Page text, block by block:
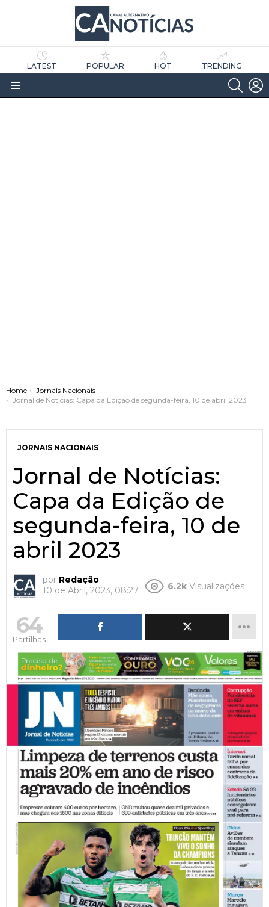
LATEST POPULAR HOT TRENDING
Menu
You are here:
Home
Jornais Nacionais
Jornal de Notícias: Capa da Edição de segunda-feira, 10 de abril 2023
JORNAIS NACIONAIS
Jornal de Notícias:
Capa da Edição de
segunda-feira, 10 de
abril 2023
por Redação
10 de Abril, 2023, 08:27
6.2k Visualizações
64
Partilhas